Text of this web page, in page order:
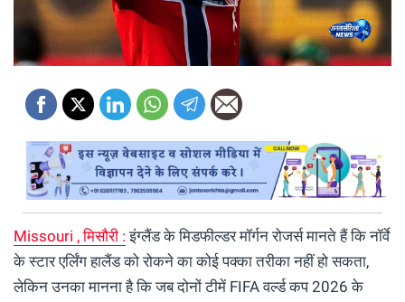
Missouri , मिसौरी : इंग्लैंड के मिडफील्डर मॉर्गन रोजर्स मानते हैं कि नॉर्वे
के स्टार एर्लिंग हालैंड को रोकने का कोई पक्का तरीका नहीं हो सकता,
लेकिन उनका मानना ​​है कि जब दोनों टीमें FIFA वर्ल्ड कप 2026 के